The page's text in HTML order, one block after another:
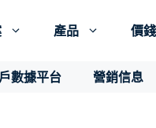
產品 價錢
數據平台 營銷信息